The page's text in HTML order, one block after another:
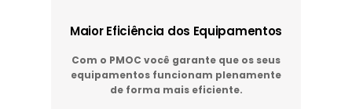
Maior Eficiência dos Equipamentos
Com o PMOC você garante que os seus
equipamentos funcionam plenamente
de forma mais eficiente.